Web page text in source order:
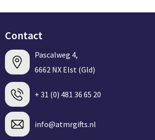
Contact
Pascalweg 4,
6662 NX Elst (Gld)
+ 31 (0) 481 36 65 20
info@atmrgifts.nl